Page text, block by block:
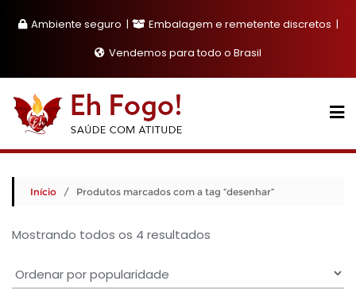
Ambiente seguro
Embalagem e remetente discretos
Vendemos para todo o Brasil
Início / Produtos marcados com a tag “desenhar”
Mostrando todos os 4 resultados